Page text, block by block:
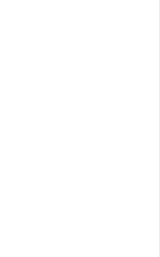
Xgimi
Canon
JVC
Casio
Hiper